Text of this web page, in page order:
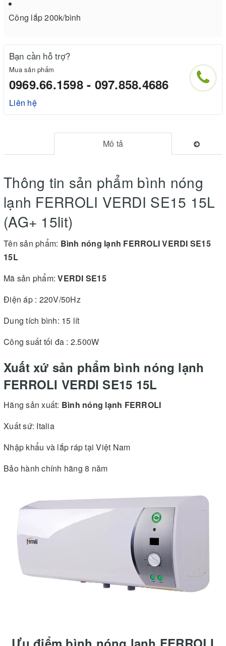
Công lắp 200k/bình
Bạn cần hỗ trợ?
Mua sản phẩm
0969.66.1598 - 097.858.4686
Liên hệ
Mô tả
Thông tin sản phẩm bình nóng
lạnh FERROLI VERDI SE15 15L
(AG+ 15lit)
Tên sản phẩm: Bình nóng lạnh FERROLI VERDI SE15
15L
Mã sản phẩm:VERDI SE15
Điện áp : 220V/50Hz
Dung tích bình: 15 lít
Công suất tối đa : 2.500W
Xuất xứ sản phẩm bình nóng lạnh
FERROLI VERDI SE15 15L
Hãng sản xuất: Bình nóng lạnh FERROLI
Xuất sứ: Italia
Nhập khẩu và lắp ráp tại Việt Nam
Bảo hành chính hãng 8 năm